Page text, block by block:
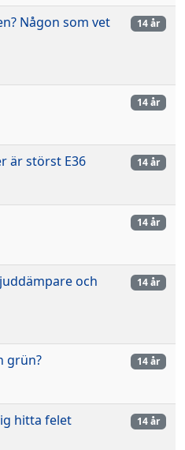
Någon som vet
14 år
14 år
är störst E36 14 år
14 år
och
14 år
grün? 14 år
hitta felet 14 år